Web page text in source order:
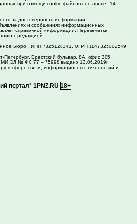
при помощи cookie-файлов составляет 14
за достоверность информации,
и сообщениях информационных
справочной информации. Перепечатка
с редакцией.
Бюро". ИНН 7325128341, ОГРН 1147325002549
Петербург, Брестский бульвар, 8А, офис 305
ЭЛ № ФС 77 – 75998 выдано 13.06.2019г.
в сфере связи, информационных технологий и
портал" 1PNZ.RU 18+